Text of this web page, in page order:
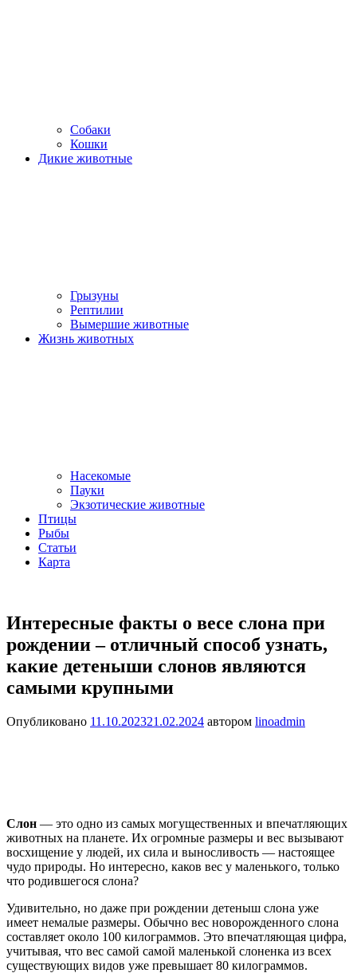
Собаки
Кошки
Дикие животные
Грызуны
Рептилии
Вымершие животные
Жизнь животных
Насекомые
Пауки
Экзотические животные
Птицы
Рыбы
Статьи
Карта
Интересные факты о весе слона при
рождении – отличный способ узнать,
какие детеныши слонов являются
самыми крупными
Опубликовано 11.10.202321.02.2024 автором linoadmin
Слон — это одно из самых могущественных и впечатляющих
животных на планете. Их огромные размеры и вес вызывают
восхищение у людей, их сила и выносливость — настоящее
чудо природы. Но интересно, каков вес у маленького, только
что родившегося слона?
Удивительно, но даже при рождении детеныш слона уже
имеет немалые размеры. Обычно вес новорожденного слона
составляет около 100 килограммов. Это впечатляющая цифра,
учитывая, что вес самой самой маленькой слоненка из всех
существующих видов уже превышает 80 килограммов.